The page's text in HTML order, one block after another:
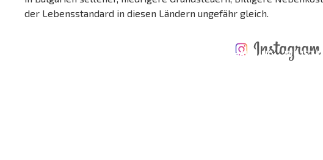
der Lebensstandard in diesen Ländern ungefähr gleich.
INSTANDHALTUNG
WO IST